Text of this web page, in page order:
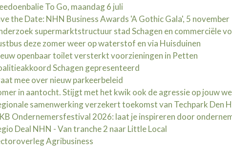
To Go, maandag 6 juli
the Date: NHN Business Awards 'A Gothic Gala', 5 november
supermarktstructuur stad Schagen en commerciële
deze zomer weer op waterstof en via Huisduinen
openbaar toilet versterkt voorzieningen in Petten
Schagen gepresenteerd
mee over nieuw parkeerbeleid
in aantocht. Stijgt met het kwik ook de agressie op jouw
samenwerking verzekert toekomst van Techpark Den
Ondernemersfestival 2026: laat je inspireren door
Deal NHN - Van tranche 2 naar Little Local
Agribusiness